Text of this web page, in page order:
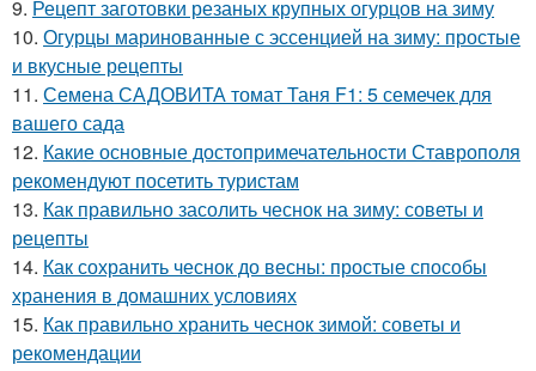
9. Рецепт заготовки резаных крупных огурцов на зиму
10. Огурцы маринованные с эссенцией на зиму: простые
и вкусные рецепты
11. Семена САДОВИТА томат Таня F1: 5 семечек для
вашего сада
12. Какие основные достопримечательности Ставрополя
рекомендуют посетить туристам
13. Как правильно засолить чеснок на зиму: советы и
рецепты
14. Как сохранить чеснок до весны: простые способы
хранения в домашних условиях
15. Как правильно хранить чеснок зимой: советы и
рекомендации